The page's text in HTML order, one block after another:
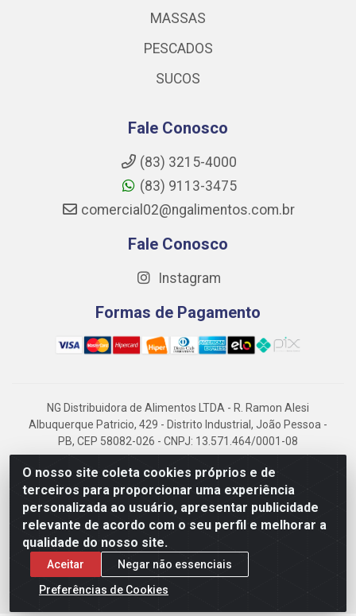
O nosso site coleta cookies próprios e de
terceiros para proporcionar uma experiência
personalizada ao usuário, apresentar publicidade
relevante de acordo com o seu perfil e melhorar a
qualidade do nosso site.
Aceitar
Negar não essenciais
Preferências de Cookies
MASSAS
PESCADOS
SUCOS
Fale Conosco
(83) 3215-4000
(83) 9113-3475
comercial02@ngalimentos.com.br
Fale Conosco
Instagram
Formas de Pagamento
NG Distribuidora de Alimentos LTDA - R. Ramon Alesi
Albuquerque Patricio, 429 - Distrito Industrial, João Pessoa -
PB, CEP 58082-026 - CNPJ: 13.571.464/0001-08
NG Alimentos, há mais de 14 anos no mercado paraibano, é
referência em frigorificados, destacando-se pela logística
eficiente e excelência.